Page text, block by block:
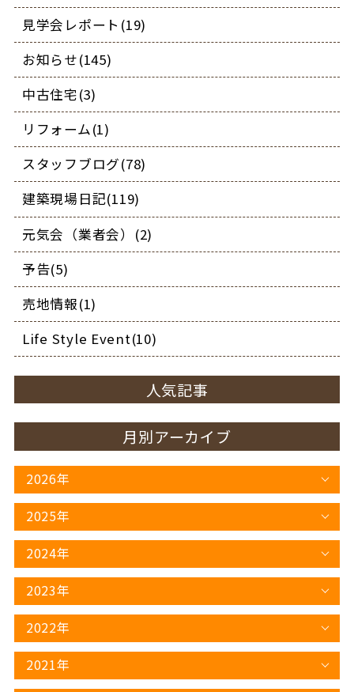
見学会レポート(19)
お知らせ(145)
中古住宅(3)
リフォーム(1)
スタッフブログ(78)
建築現場日記(119)
元気会（業者会）(2)
予告(5)
売地情報(1)
Life Style Event(10)
人気記事
月別アーカイブ
2026年
2025年
2024年
2023年
2022年
2021年